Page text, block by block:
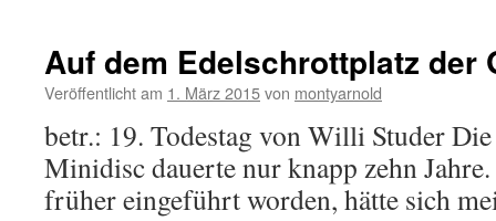
Auf dem Edelschrottplatz der
Veröffentlicht am 1. März 2015von montyarnold
betr.: 19. Todestag von Willi Studer
Minidisc dauerte nur knapp zehn
früher eingeführt worden, hätte sich